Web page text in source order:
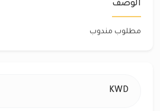
الوصف
مطلوب مندوب
KWD